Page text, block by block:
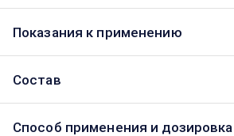
Показания к применению
Состав
Способ применения и дозировка